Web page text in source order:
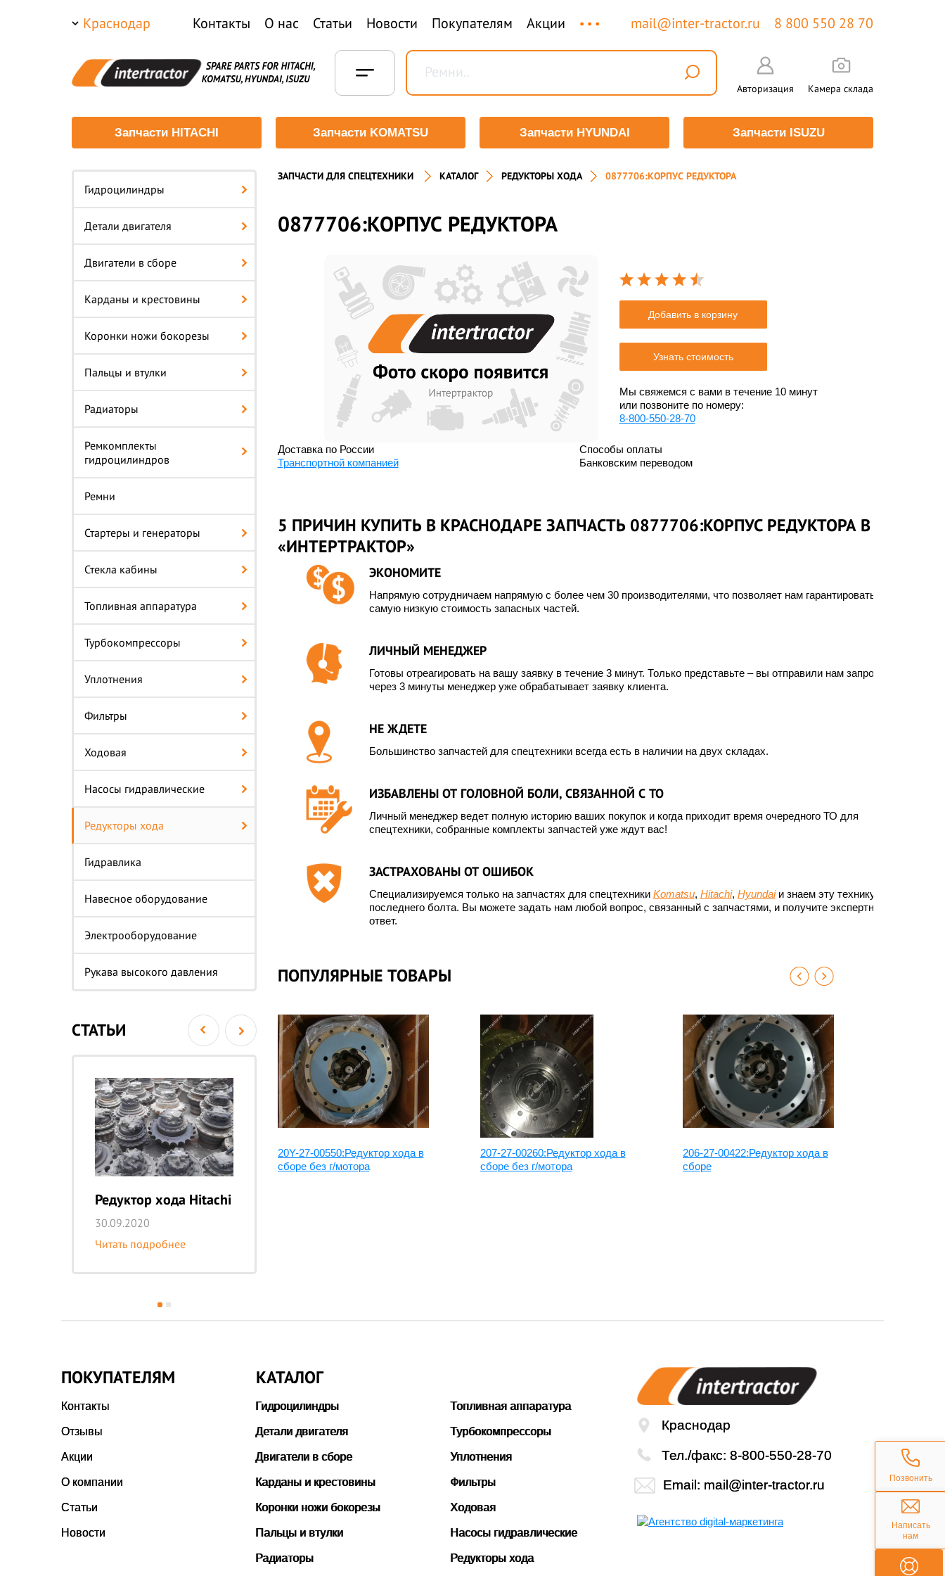
Краснодар Контакты О нас Статьи Новости Покупателям Акции ... mail@inter-tractor.ru 8 800 550 28 70
Авторизация Камера склада
Запчасти HITACHI Запчасти KOMATSU Запчасти HYUNDAI Запчасти ISUZU
Гидроцилиндры
Детали двигателя
Двигатели в сборе
Карданы и крестовины
Коронки ножи бокорезы
Пальцы и втулки
Радиаторы
Ремкомплекты
гидроцилиндров
Ремни
Стартеры и генераторы
Стекла кабины
Топливная аппаратура
Турбокомпрессоры
Уплотнения
Фильтры
Ходовая
Насосы гидравлические
Редукторы хода
Гидравлика
Навесное оборудование
Электрооборудование
Рукава высокого давления
СТАТЬИ
Редуктор хода Hitachi
30.09.2020
Читать подробнее
ЗАПЧАСТИ ДЛЯ СПЕЦТЕХНИКИ КАТАЛОГ РЕДУКТОРЫ ХОДА 0877706:КОРПУС РЕДУКТОРА
0877706:КОРПУС РЕДУКТОРА
Добавить в корзину
Узнать стоимость
Мы свяжемся с вами в течение 10 минут
или позвоните по номеру:
8-800-550-28-70
Доставка по России
Транспортной компанией
Способы оплаты
Банковским переводом
5 ПРИЧИН КУПИТЬ В КРАСНОДАРЕ ЗАПЧАСТЬ 0877706:КОРПУС РЕДУКТОРА В
«ИНТЕРТРАКТОР»
ЭКОНОМИТЕ
Напрямую сотрудничаем напрямую с более чем 30 производителями, что позволяет нам гарантировать
самую низкую стоимость запасных частей.
ЛИЧНЫЙ МЕНЕДЖЕР
Готовы отреагировать на вашу заявку в течение 3 минут. Только представьте – вы отправили нам запрос, а
через 3 минуты менеджер уже обрабатывает заявку клиента.
НЕ ЖДЕТЕ
Большинство запчастей для спецтехники всегда есть в наличии на двух складах.
ИЗБАВЛЕНЫ ОТ ГОЛОВНОЙ БОЛИ, СВЯЗАННОЙ С ТО
Личный менеджер ведет полную историю ваших покупок и когда приходит время очередного ТО для
спецтехники, собранные комплекты запчастей уже ждут вас!
ЗАСТРАХОВАНЫ ОТ ОШИБОК
Специализируемся только на запчастях для спецтехники Komatsu, Hitachi, Hyundaiи знаем эту технику до
последнего болта. Вы можете задать нам любой вопрос, связанный с запчастями, и получите экспертный
ответ.
ПОПУЛЯРНЫЕ ТОВАРЫ
20Y-27-31140:Вал редуктора
хода
20Y-27-00550:Редуктор хода в
сборе без г/мотора
207-27-00260:Редуктор хода в
сборе без г/мотора
206-27-00422:Редуктор хода в
сборе
ПОКУПАТЕЛЯМ
Контакты
Отзывы
Акции
О компании
Статьи
Новости
КАТАЛОГ
Гидроцилиндры
Детали двигателя
Двигатели в сборе
Карданы и крестовины
Коронки ножи бокорезы
Пальцы и втулки
Радиаторы
Топливная аппаратура
Турбокомпрессоры
Уплотнения
Фильтры
Ходовая
Насосы гидравлические
Редукторы хода
Краснодар
Тел./факс: 8-800-550-28-70
Email: mail@inter-tractor.ru Позвонить
Написать
нам